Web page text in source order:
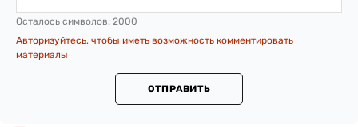
Осталось символов: 2000
Авторизуйтесь, чтобы иметь возможность комментировать
материалы
ОТПРАВИТЬ